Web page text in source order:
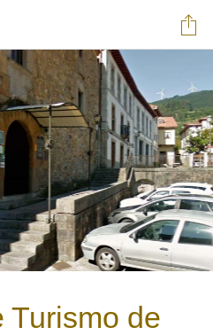
Turismo de